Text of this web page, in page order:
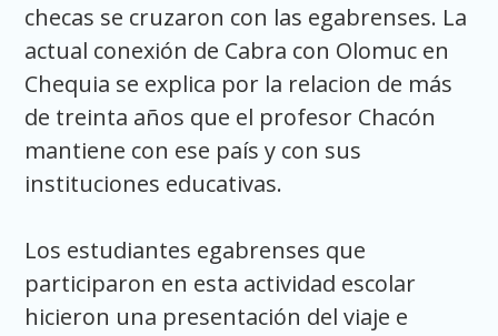
checas se cruzaron con las egabrenses. La
actual conexión de Cabra con Olomuc en
Chequia se explica por la relacion de más
de treinta años que el profesor Chacón
mantiene con ese país y con sus
instituciones educativas.
Los estudiantes egabrenses que
participaron en esta actividad escolar
hicieron una presentación del viaje e